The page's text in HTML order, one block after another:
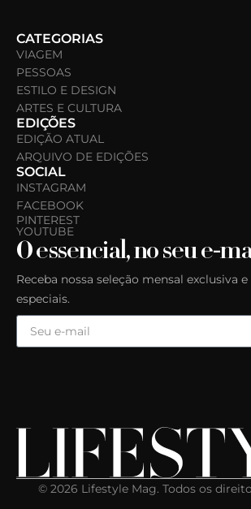
CATEGORIAS
VIAGEM
PESSOAS
ESTILO E DESIGN
ARTES E CULTURA
EDIÇÕES
EDIÇÃO ATUAL
ARQUIVO DE EDIÇÕES
SOCIAL
INSTAGRAM
FACEBOOK
PINTEREST
YOUTUBE
O essencial, no seu e-
Receba nossa seleção mensal exclusiva
especiais.
© 2026 Lifestyle Mag. Todos os